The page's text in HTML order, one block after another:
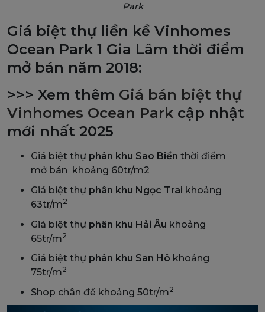
Park
Giá biệt thự liền kề Vinhomes
Ocean Park 1 Gia Lâm thời điểm
mở bán năm 2018:
>>> Xem thêm Giá bán biệt thự
Vinhomes Ocean Park cập nhật
mới nhất 2025
Giá biệt thự phân khu Sao Biển thời điểm
mở bán khoảng 60tr/m2
Giá biệt thự phân khu Ngọc Trai khoảng
63tr/m2
Giá biệt thự phân khu Hải Âu khoảng
65tr/m2
Giá biệt thự phân khu San Hô khoảng
75tr/m2
Shop chân đế khoảng 50tr/m2